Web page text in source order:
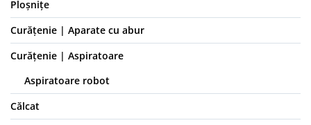
Ploșnițe
Curățenie | Aparate cu abur
Curățenie | Aspiratoare
Aspiratoare robot
Călcat